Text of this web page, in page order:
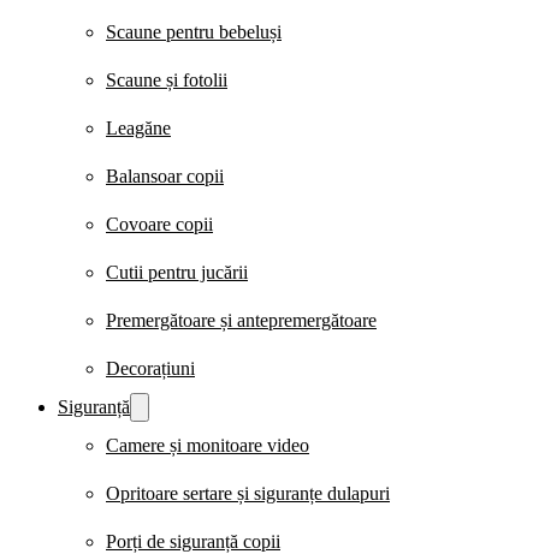
Scaune pentru bebeluși
Scaune și fotolii
Leagăne
Balansoar copii
Covoare copii
Cutii pentru jucării
Premergătoare și antepremergătoare
Decorațiuni
Siguranță
Camere și monitoare video
Opritoare sertare și siguranțe dulapuri
Porți de siguranță copii